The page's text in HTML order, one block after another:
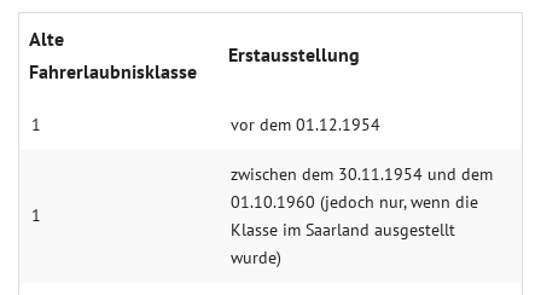
Alte
Fahrerlaubnisklasse
Erstausstellung
1 vor dem 01.12.1954
1
zwischen dem 30.11.1954 und dem
01.10.1960 (jedoch nur, wenn die
Klasse im Saarland ausgestellt
wurde)